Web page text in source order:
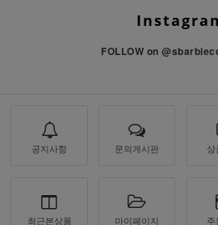
FOLLOW on
공지사항 문의게시판 상
최근본상품 마이페이지 주